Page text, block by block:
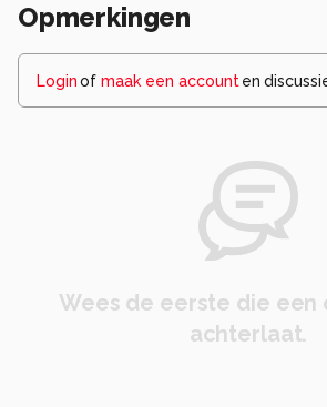
Opmerkingen
Loginof maak een account en
Wees de eerste die een
achterlaat.